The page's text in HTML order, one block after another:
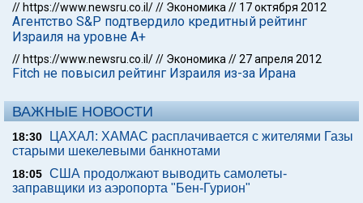
// https://www.newsru.co.il/// Экономика // 17 октября 2012
Агентство S&P подтвердило кредитный рейтинг
Израиля на уровне A+
// https://www.newsru.co.il/// Экономика //27 апреля 2012
Fitch не повысил рейтинг Израиля из-за Ирана
ВАЖНЫЕ НОВОСТИ
18:30
ЦАХАЛ: ХАМАС расплачивается с жителями Газы
старыми шекелевыми банкнотами
18:05 США продолжают выводить самолеты-
заправщики из аэропорта "Бен-Гурион"